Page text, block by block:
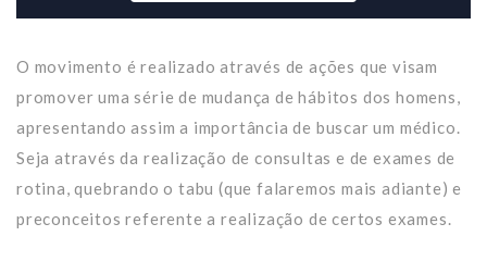
O movimento é realizado através de ações que visam
promover uma série de mudança de hábitos dos homens,
apresentando assim a importância de buscar um médico.
Seja através da realização de consultas e de exames de
rotina, quebrando o tabu (que falaremos mais adiante) e
preconceitos referente a realização de certos exames.